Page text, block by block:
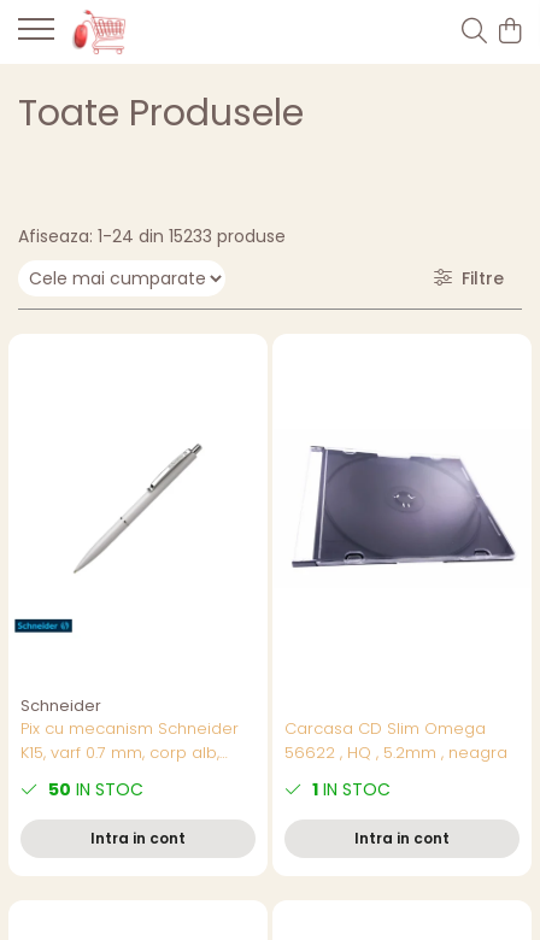
Toate Produsele
Afiseaza: 1-24 din 15233 produse
Filtre
Schneider
Pix cu mecanism Schneider
K15, varf 0.7 mm, corp alb,
50 IN STOC
Intra in cont
Carcasa CD Slim Omega
56622 , HQ , 5.2mm , neagra
1 IN STOC
Intra in cont